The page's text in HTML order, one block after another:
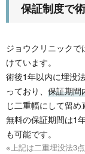
保証制度で
ジョウクリニックで
けています。
術後1年以内に埋没
っており、 保証期間
じ二重幅にして留め
無料の保証期間は1
も可能です。
※上記は二重埋没法3